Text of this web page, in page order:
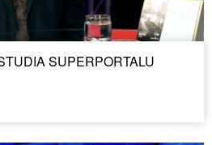
SUPERPORTALU